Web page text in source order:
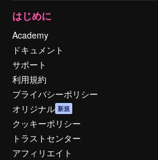
はじめに
Academy
ドキュメント
サポート
利用規約
プライバシーポリシー
オリジナル 新規
クッキーポリシー
トラストセンター
アフィリエイト